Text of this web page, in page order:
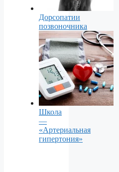
Дорсопатии
позвоночника
Школа
—
«Артериальная
гипертония»